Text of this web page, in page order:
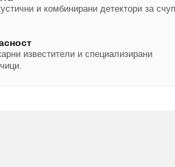
и комбинирани детектори за
известители и специализирани